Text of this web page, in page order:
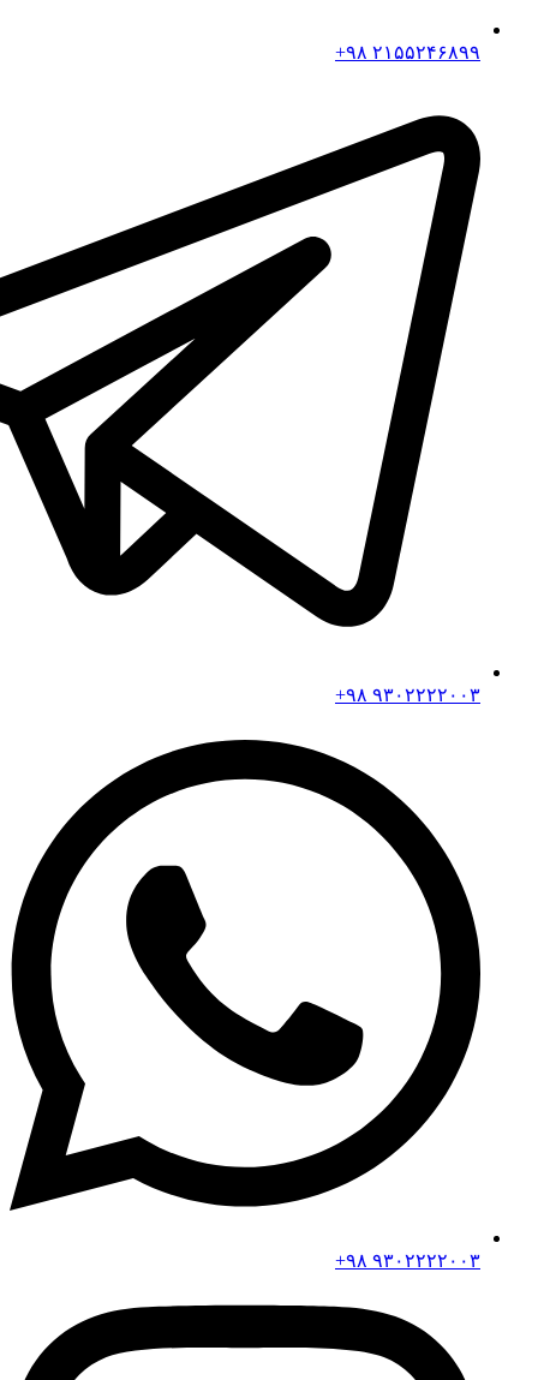
۲۱۵۵۲۴۶۸۹۹ ۹۸+
۹۳۰۲۲۲۲۰۰۳ ۹۸+
۹۳۰۲۲۲۲۰۰۳ ۹۸+